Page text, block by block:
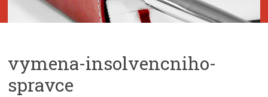
vymena-insolvencniho-
spravce